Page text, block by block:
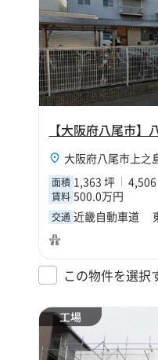
大阪府八尾市上之
面積 1,363 坪 4,506
賃料 500.0万円
交通 近畿自動車道
この物件を選択
工場